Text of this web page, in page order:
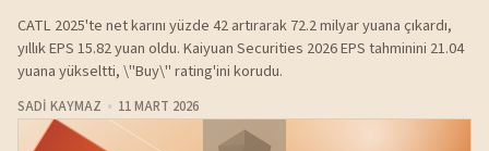
CATL 2025'te net karını yüzde 42 artırarak 72.2 milyar yuana çıkardı,
yıllık EPS 15.82 yuan oldu. Kaiyuan Securities 2026 EPS tahminini 21.04
yuana yükseltti, \"Buy\" rating'ini korudu.
SADI KAYMAZ 11 MART 2026